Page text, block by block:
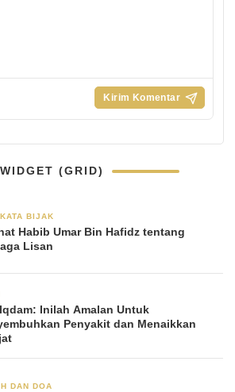
(GRID)
BIJAK
Habib Umar Bin Hafidz tentang
Lisan
Inilah Amalan Untuk
Penyakit dan Menaikkan
DAN DOA